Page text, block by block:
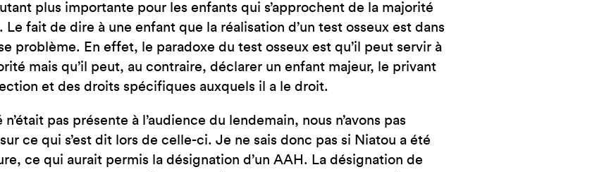
plus importante pour les enfants qui s’approchent de la majorité
fait de dire à une enfant que la réalisation d’un test osseux est dans
problème. En effet, le paradoxe du test osseux est qu’il peut servir à
mais qu’il peut, au contraire, déclarer un enfant majeur, le privant
et des droits spécifiques auxquels il a le droit.
n’était pas présente à l’audience du lendemain, nous n’avons pas
ce qui s’est dit lors de celle-ci. Je ne sais donc pas si Niatou a été
ce qui aurait permis la désignation d’un AAH. La désignation de